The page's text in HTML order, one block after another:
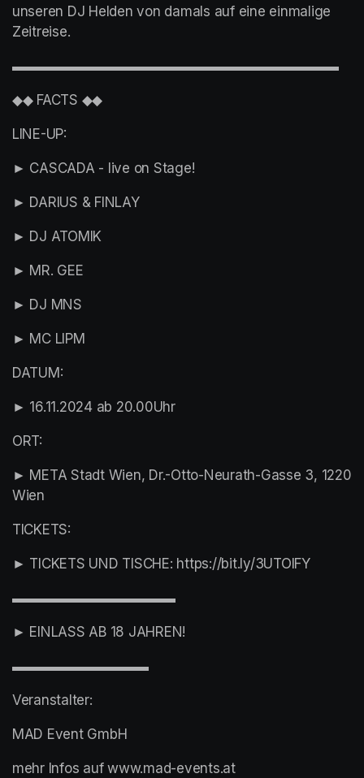
unseren DJ Helden von damals auf eine einmalige
Zeitreise.
▬▬▬▬▬▬▬▬▬▬▬▬▬▬▬▬▬▬▬▬▬▬▬▬
◆◆ FACTS ◆◆
LINE-UP:
► CASCADA - live on Stage!
► DARIUS & FINLAY
► DJ ATOMIK
► MR. GEE
► DJ MNS
► MC LIPM
DATUM:
► 16.11.2024 ab 20.00Uhr
ORT:
► META Stadt Wien, Dr.-Otto-Neurath-Gasse 3, 1220
Wien
TICKETS:
► TICKETS UND TISCHE: https://bit.ly/3UTOlFY
▬▬▬▬▬▬▬▬▬▬▬▬
► EINLASS AB 18 JAHREN!
▬▬▬▬▬▬▬▬▬▬
Veranstalter:
MAD Event GmbH
mehr Infos auf www.mad-events.at